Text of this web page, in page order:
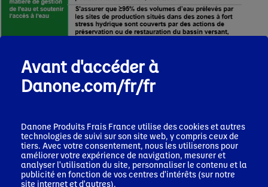
Avant d'accéder à
Danone.com/fr/fr
Danone Produits Frais France utilise des cookies et autres
technologies de suivi sur son site web, y compris ceux de
tiers. Avec votre consentement, nous les utiliserons pour
améliorer votre expérience de navigation, mesurer et
analyser l'utilisation du site, personnaliser le contenu et la
publicité en fonction de vos centres d'intérêts (sur notre
site internet et d'autres).